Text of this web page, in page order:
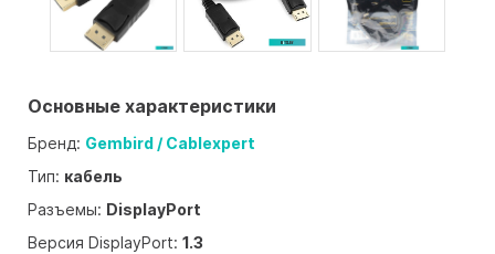
Основные характеристики
Бренд: Gembird / Cablexpert
Тип: кабель
Разъемы: DisplayPort
Версия DisplayPort: 1.3